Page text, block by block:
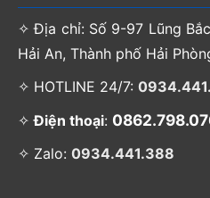
✧ Địa chỉ: Số 9-97 Lũng
Hải An, Thành phố Hải
✧ HOTLINE 24/7:
✧Điện thoại:
✧ Zalo: 0934.441.388